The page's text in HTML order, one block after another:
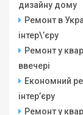
дизайну дому
Ремонт в
інтер\’єру
Ремонт у
ввечері
Економний
інтер’єру
Ремонт у